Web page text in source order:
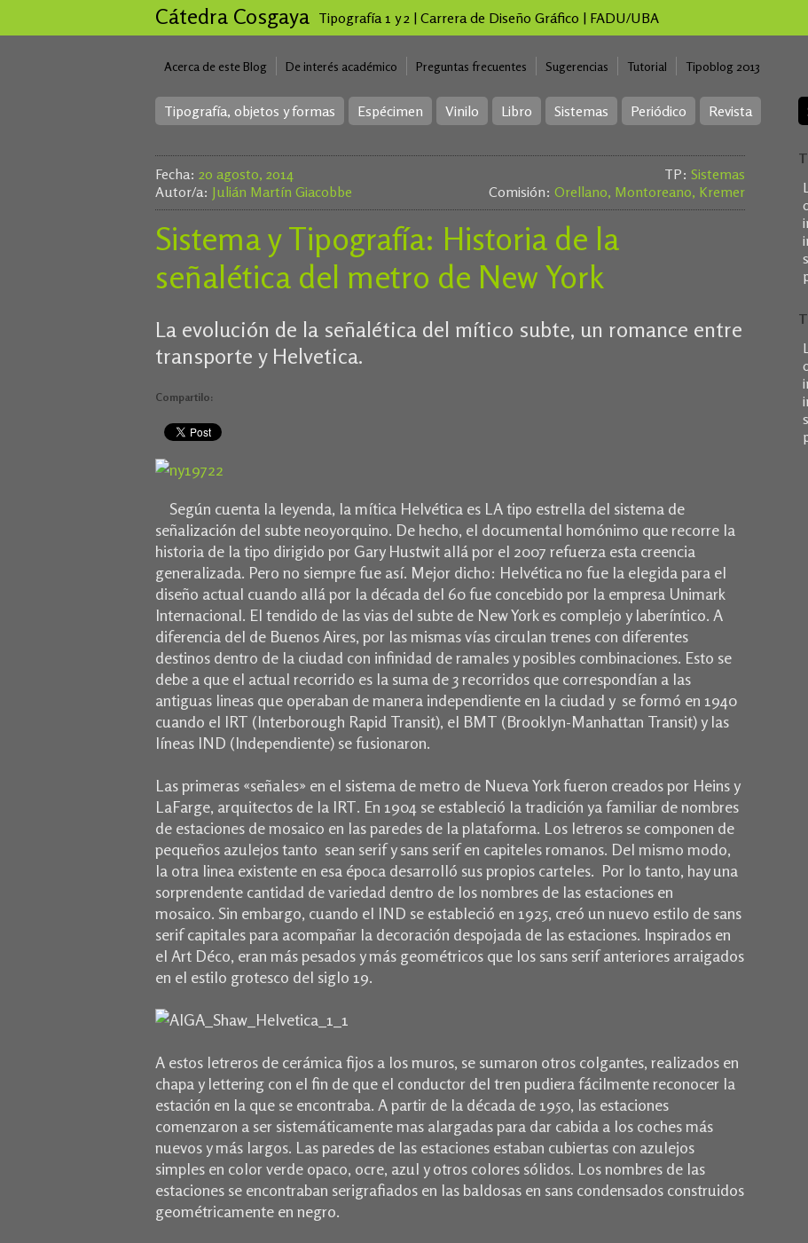
Cátedra Cosgaya Tipografía 1 y 2 | Carrera de Diseño Gráfico | FADU/UBA
Acerca de este Blog De interés académico Preguntas frecuentes Sugerencias Tutorial Tipoblog 2013
Tipografía, objetos y formas Espécimen Vinilo Libro Sistemas Periódico Revista
Fecha: 20 agosto, 2014 TP: Sistemas
Autor/a: Julián Martín Giacobbe Comisión: Orellano, Montoreano, Kremer
Sistema y Tipografía: Historia de la
señalética del metro de New York
La evolución de la señalética del mítico subte, un romance entre
transporte y Helvetica.
Compartilo:
Según cuenta la leyenda, la mítica Helvética es LA tipo estrella del sistema de
señalización del subte neoyorquino. De hecho, el documental homónimo que recorre la
historia de la tipo dirigido por Gary Hustwit allá por el 2007 refuerza esta creencia
generalizada. Pero no siempre fue así. Mejor dicho: Helvética no fue la elegida para el
diseño actual cuando allá por la década del 60 fue concebido por la empresa Unimark
Internacional. El tendido de las vias del subte de New York es complejo y laberíntico. A
diferencia del de Buenos Aires, por las mismas vías circulan trenes con diferentes
destinos dentro de la ciudad con infinidad de ramales y posibles combinaciones. Esto se
debe a que el actual recorrido es la suma de 3 recorridos que correspondían a las
antiguas lineas que operaban de manera independiente en la ciudad y se formó en 1940
cuando el IRT (Interborough Rapid Transit), el BMT (Brooklyn-Manhattan Transit) y las
líneas IND (Independiente) se fusionaron.
Las primeras «señales» en el sistema de metro de Nueva York fueron creados por Heins y
LaFarge, arquitectos de la IRT. En 1904 se estableció la tradición ya familiar de nombres
de estaciones de mosaico en las paredes de la plataforma. Los letreros se componen de
pequeños azulejos tanto sean serif y sans serif en capiteles romanos. Del mismo modo,
la otra linea existente en esa época desarrolló sus propios carteles. Por lo tanto, hay una
sorprendente cantidad de variedad dentro de los nombres de las estaciones en
mosaico. Sin embargo, cuando el IND se estableció en 1925, creó un nuevo estilo de sans
serif capitales para acompañar la decoración despojada de las estaciones. Inspirados en
el Art Déco, eran más pesados ​​y más geométricos que los sans serif anteriores arraigados
en el estilo grotesco del siglo 19.
A estos letreros de cerámica fijos a los muros, se sumaron otros colgantes, realizados en
chapa y lettering con el fin de que el conductor del tren pudiera fácilmente reconocer la
estación en la que se encontraba. A partir de la década de 1950, las estaciones
comenzaron a ser sistemáticamente mas alargadas para dar cabida a los coches más
nuevos y más largos. Las paredes de las estaciones estaban cubiertas con azulejos
simples en color verde opaco, ocre, azul y otros colores sólidos. Los nombres de las
estaciones se encontraban serigrafiados en las baldosas en sans condensados ​​construidos
geométricamente en negro.